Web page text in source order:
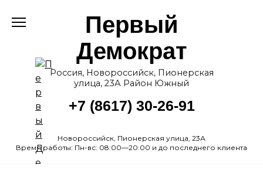
Первый
Демократ
Россия, Новороссийск, Пионерская
улица, 23А Район Южный
+7 (8617) 30-26-91
Новороссийск, Пионерская улица, 23А
Время работы: Пн-вс: 08:00—20:00 и до последнего клиента